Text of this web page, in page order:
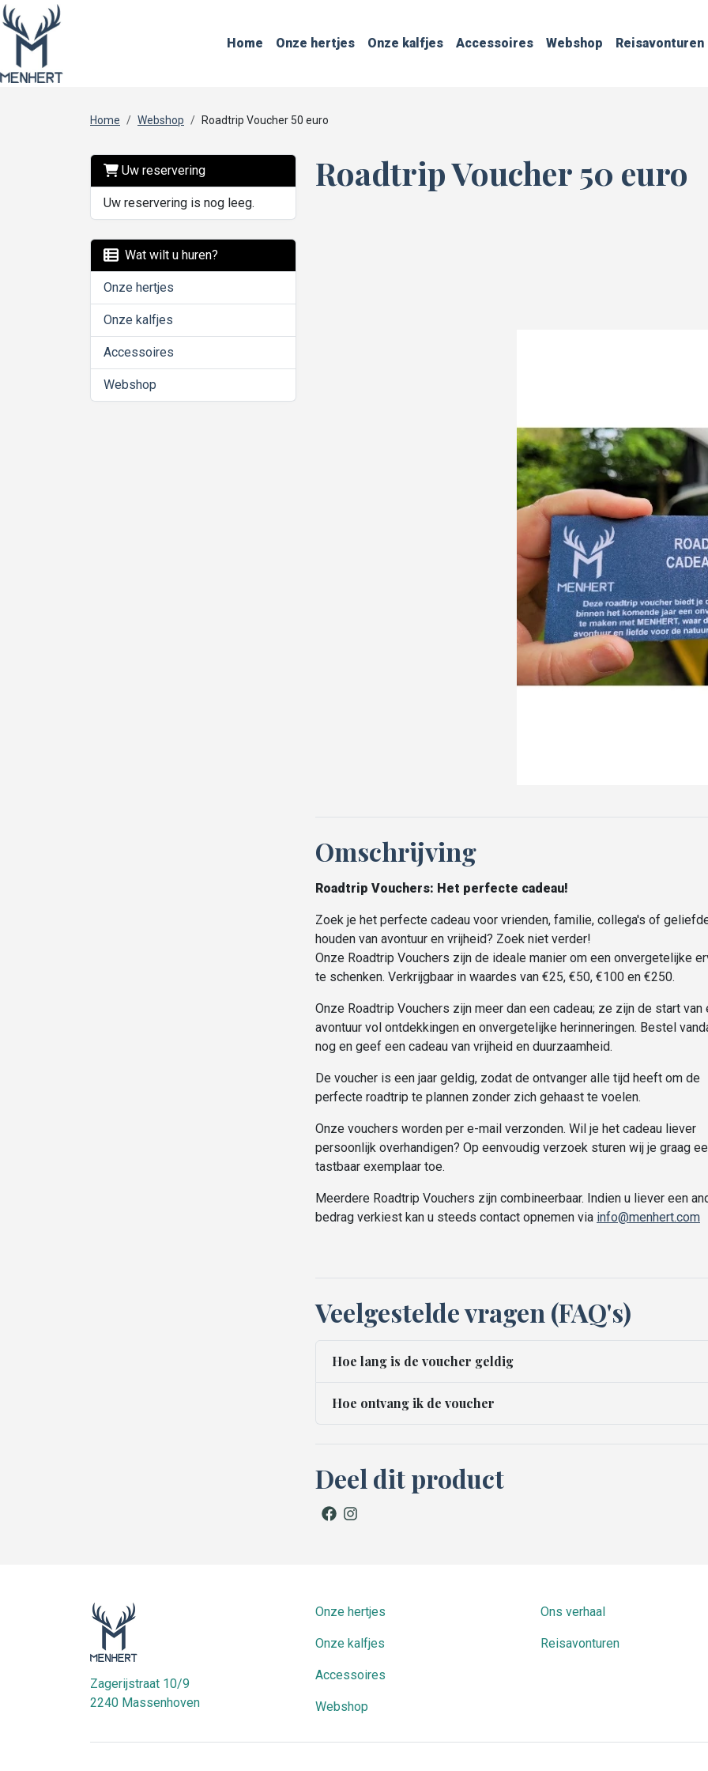
Home Onze hertjes Onze kalfjes Accessoires Webshop Reisavonturen
Home Webshop Roadtrip Voucher 50 euro
Uw reservering
Uw reservering is nog leeg.
Wat wilt u huren?
Onze hertjes
Onze kalfjes
Accessoires
Webshop
Roadtrip Voucher 50 euro
Omschrijving
Roadtrip Vouchers: Het perfecte cadeau!
Zoek je het perfecte cadeau voor vrienden, familie, collega's of
houden van avontuur en vrijheid? Zoek niet verder!
Onze Roadtrip Vouchers zijn de ideale manier om een onvergetelijke
te schenken. Verkrijgbaar in waardes van €25, €50, €100 en €250.
Onze Roadtrip Vouchers zijn meer dan een cadeau; ze zijn de start van
avontuur vol ontdekkingen en onvergetelijke herinneringen. Bestel
nog en geef een cadeau van vrijheid en duurzaamheid.
De voucher is een jaar geldig, zodat de ontvanger alle tijd heeft om de
perfecte roadtrip te plannen zonder zich gehaast te voelen.
Onze vouchers worden per e-mail verzonden. Wil je het cadeau liever
persoonlijk overhandigen? Op eenvoudig verzoek sturen wij je graag
tastbaar exemplaar toe.
Meerdere Roadtrip Vouchers zijn combineerbaar. Indien u liever een
bedrag verkiest kan u steeds contact opnemen via info@menhert.com
Veelgestelde vragen (FAQ's)
Hoe lang is de voucher geldig
Hoe ontvang ik de voucher
Deel dit product
facebook
instagram
Zagerijstraat 10/9
2240 Massenhoven
Onze hertjes
Onze kalfjes
Accessoires
Webshop
Ons verhaal
Reisavonturen